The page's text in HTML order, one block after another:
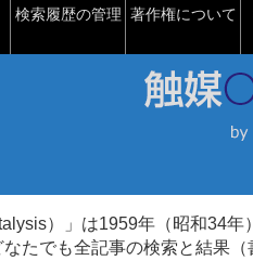
検索履歴の管理 著作権について
）」は1959年（昭和34年
たでも全記事の検索と結果